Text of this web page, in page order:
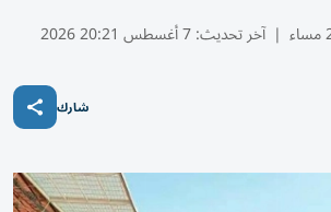
| آخر تحديث:7 أغسطس 20:21 2026
شارك